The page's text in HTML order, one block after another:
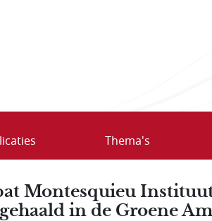
Thema's
Montesquieu
in de Groene